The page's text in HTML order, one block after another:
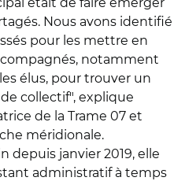
Nous avons identifié
pour les mettre en
notamment
élus, pour trouver un
collectif", explique
de la Trame 07 et
méridionale.
depuis janvier 2019, elle
administratif à temps